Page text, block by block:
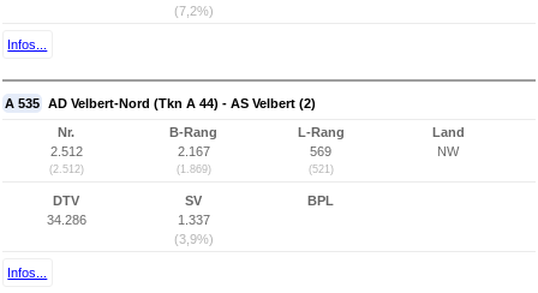
(7,2%)
Infos...
A 535 AD Velbert-Nord (Tkn A 44) - AS Velbert (2)
Nr.
2.512
(2.512)
B-Rang
2.167
(1.869)
L-Rang
569
(521)
Land
NW
DTV
34.286
SV
1.337
(3,9%)
BPL
Infos...